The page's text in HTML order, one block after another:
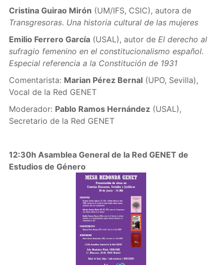
Cristina Guirao Mirón (UM/IFS, CSIC), autora de
Transgresoras. Una historia cultural de las mujeres
Emilio Ferrero García(USAL), autor de El derecho al
sufragio femenino en el constitucionalismo español.
Especial referencia a la Constitución de 1931
Comentarista: Marian Pérez Bernal(UPO, Sevilla),
Vocal de la Red GENET
Moderador: Pablo Ramos Hernández(USAL),
Secretario de la Red GENET
12:30h Asamblea General de la Red GENET de
Estudios de Género